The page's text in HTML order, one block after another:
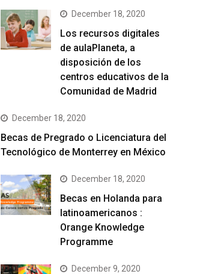
December 18, 2020
Los recursos digitales
de aulaPlaneta, a
disposición de los
centros educativos de la
Comunidad de Madrid
December 18, 2020
Becas de Pregrado o Licenciatura del
Tecnológico de Monterrey en México
December 18, 2020
Becas en Holanda para
latinoamericanos :
Orange Knowledge
Programme
December 9, 2020